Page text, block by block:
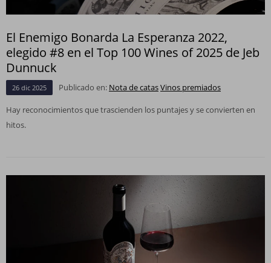
El Enemigo Bonarda La Esperanza 2022,
elegido #8 en el Top 100 Wines of 2025 de Jeb
Dunnuck
26 dic 2025 Publicado en: Nota de catasVinos premiados
Hay reconocimientos que trascienden los puntajes y se convierten en
hitos.